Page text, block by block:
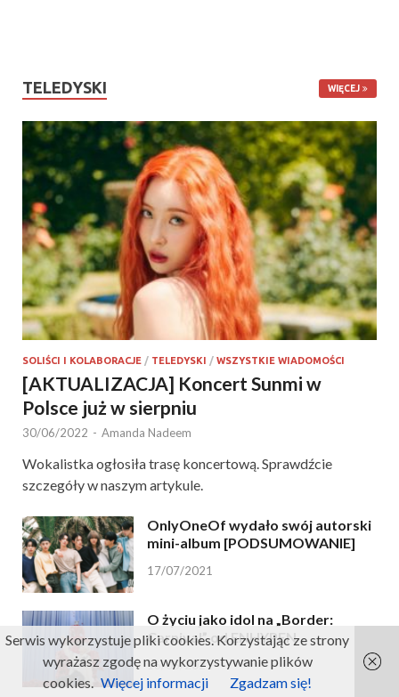
TELEDYSKI WIĘCEJ
SOLIŚCI I KOLABORACJE / TELEDYSKI / WSZYSTKIE WIADOMOŚCI
[AKTUALIZACJA] Koncert Sunmi w
Polsce już w sierpniu
30/06/2022 - Amanda Nadeem
Wokalistka ogłosiła trasę koncertową. Sprawdźcie
szczegóły w naszym artykule.
OnlyOneOf wydało swój autorski
mini-album [PODSUMOWANIE]
17/07/2021
O życiu jako idol na „Border:
Carnival” od ENHYPEN
16/05/2021
Serwis wykorzystuje pliki cookies. Korzystając ze strony
wyrażasz zgodę na wykorzystywanie plików
cookies. Więcej informacji Zgadzam się!